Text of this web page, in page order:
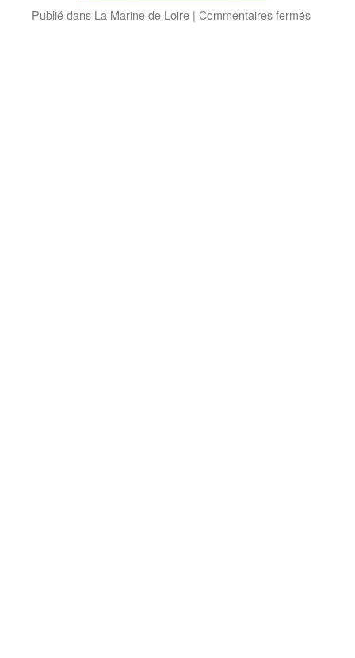
Publié dans La Marine de Loire | Commentaires ferméssur